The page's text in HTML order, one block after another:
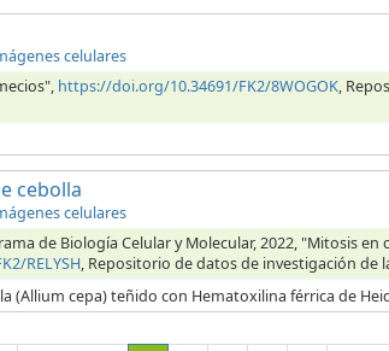
celulares
https://doi.org/10.34691/FK2/8WOGOK,
cebolla
celulares
de Biología Celular y Molecular, 2022, "Mitosis en
RELYSH, Repositorio de datos de investigación de
(Allium cepa) teñido con Hematoxilina férrica de